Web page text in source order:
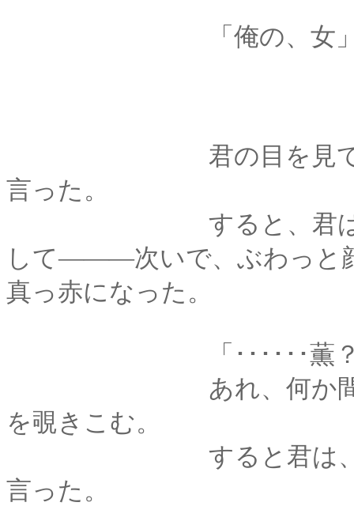
「俺の、女
君の目を見て、ゆっ
言った。
すると、君はこぼれ
して―――次いで、ぶわっと
真っ赤になった。
「･･････薫？
あれ、何か間違った
を覗きこむ。
すると君は、赤くな
言った。